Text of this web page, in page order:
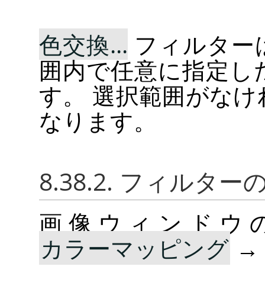
色交換... フィルター
囲内で任意に指定
す。 選択範囲がな
なります。
8.38.2. フィルター
画像ウィンド
カラーマッピング →